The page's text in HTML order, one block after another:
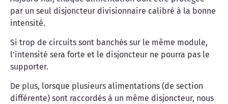
par un seul disjoncteur divisionnaire calibré à la bonne
intensité.
Si trop de circuits sont banchés sur le même module,
l’intensité sera forte et le disjoncteur ne pourra pas le
supporter.
De plus, lorsque plusieurs alimentations (de section
différente) sont raccordés à un même disjoncteur, nous